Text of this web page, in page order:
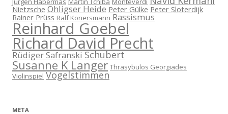
Nietzsche Ohligser Heide Peter Gülke Peter Sloterdijk
Rainer Prüss Ralf Konersmann Rassismus
Reinhard Goebel
Richard David Precht
Rüdiger Safranski Schubert
Susanne K Langer Thrasybulos Georgiades
Violinspiel Vogelstimmen
META